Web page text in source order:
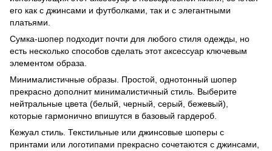
его как с джинсами и футболками, так и с элегантными
платьями.
Сумка-шопер подходит почти для любого стиля одежды, но
есть несколько способов сделать этот аксессуар ключевым
элементом образа.
Минималистичные образы. Простой, однотонный шопер
прекрасно дополнит минималистичный стиль. Выберите
нейтральные цвета (белый, черный, серый, бежевый),
которые гармонично впишутся в базовый гардероб.
Кежуал стиль. Текстильные или джинсовые шоперы с
принтами или логотипами прекрасно сочетаются с джинсами,